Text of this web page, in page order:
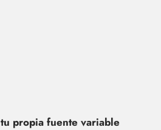
tu propia fuente variable